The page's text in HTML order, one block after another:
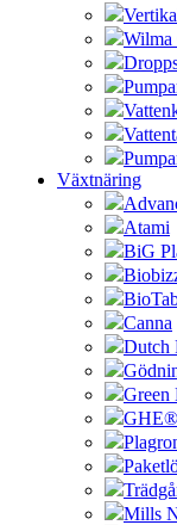
Wilma
Växtnäring
Atami
BiG
Canna
Dutch
Green
Mills